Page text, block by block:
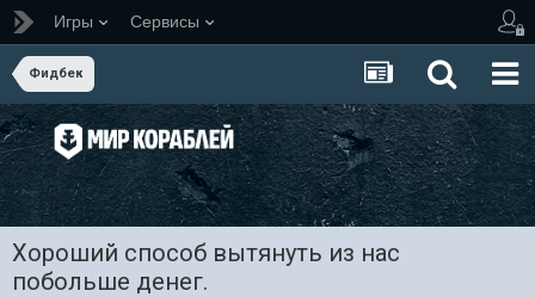
Игры Сервисы
Фидбек
Хороший способ вытянуть из нас
побольше денег.